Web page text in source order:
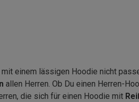
einem lässigen Hoodie nicht
allen Herren. Ob Du einen Herren-
die sich für einen Hoodie mit